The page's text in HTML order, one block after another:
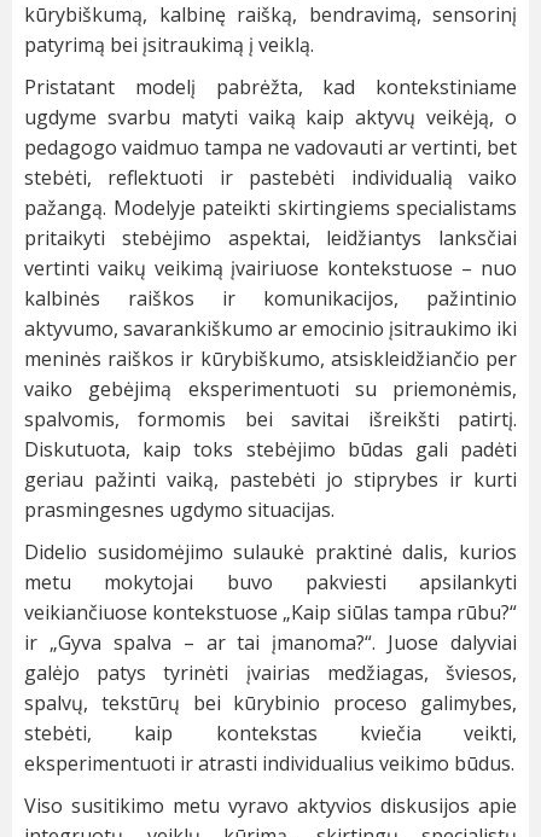
kūrybiškumą, kalbinę raišką, bendravimą, sensorinį
patyrimą bei įsitraukimą į veiklą.
Pristatant modelį pabrėžta, kad kontekstiniame
ugdyme svarbu matyti vaiką kaip aktyvų veikėją, o
pedagogo vaidmuo tampa ne vadovauti ar vertinti, bet
stebėti, reflektuoti ir pastebėti individualią vaiko
pažangą. Modelyje pateikti skirtingiems specialistams
pritaikyti stebėjimo aspektai, leidžiantys lanksčiai
vertinti vaikų veikimą įvairiuose kontekstuose – nuo
kalbinės raiškos ir komunikacijos, pažintinio
aktyvumo, savarankiškumo ar emocinio įsitraukimo iki
meninės raiškos ir kūrybiškumo, atsiskleidžiančio per
vaiko gebėjimą eksperimentuoti su priemonėmis,
spalvomis, formomis bei savitai išreikšti patirtį.
Diskutuota, kaip toks stebėjimo būdas gali padėti
geriau pažinti vaiką, pastebėti jo stiprybes ir kurti
prasmingesnes ugdymo situacijas.
Didelio susidomėjimo sulaukė praktinė dalis, kurios
metu mokytojai buvo pakviesti apsilankyti
veikiančiuose kontekstuose „Kaip siūlas tampa rūbu?“
ir „Gyva spalva – ar tai įmanoma?“. Juose dalyviai
galėjo patys tyrinėti įvairias medžiagas, šviesos,
spalvų, tekstūrų bei kūrybinio proceso galimybes,
stebėti, kaip kontekstas kviečia veikti,
eksperimentuoti ir atrasti individualius veikimo būdus.
Viso susitikimo metu vyravo aktyvios diskusijos apie